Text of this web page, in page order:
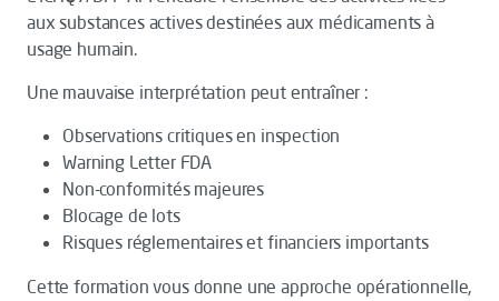
aux substances actives destinées aux médicaments à
usage humain.
Une mauvaise interprétation peut entraîner :
Observations critiques en inspection
Warning Letter FDA
Non-conformités majeures
Blocage de lots
Risques réglementaires et financiers importants
Cette formation vous donne une approche opérationnelle,